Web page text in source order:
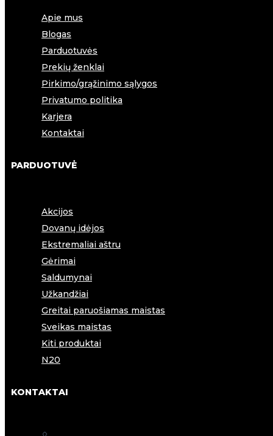
Apie mus
Blogas
Parduotuvės
Prekių ženklai
Pirkimo/grąžinimo sąlygos
Privatumo politika
Karjera
Kontaktai
PARDUOTUVĖ
Akcijos
Dovanų idėjos
Ekstremaliai aštru
Gėrimai
Saldumynai
Užkandžiai
Greitai paruošiamas maistas
Sveikas maistas
Kiti produktai
N20
KONTAKTAI